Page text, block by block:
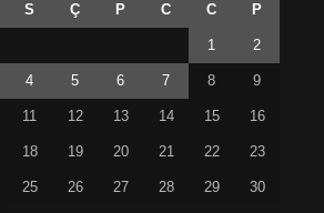
S Ç P C C P
1 2
4 5 6 7 8 9
11 12 13 14 15 16
18 19 20 21 22 23
25 26 27 28 29 30